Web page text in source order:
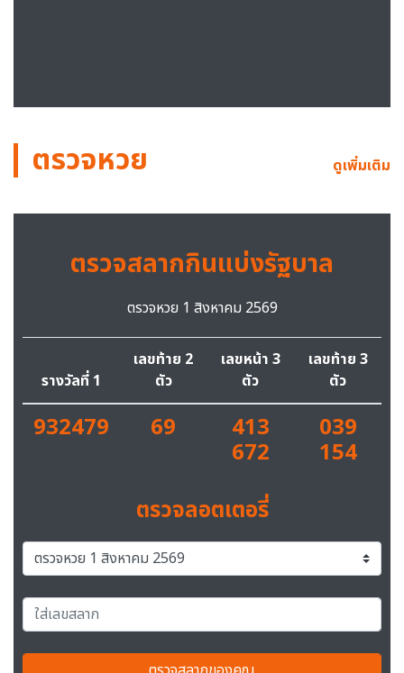
ตรวจหวย ดูเพิ่มเติม
ตรวจสลากกินแบ่งรัฐบาล
ตรวจหวย 1 สิงหาคม 2569
รางวัลที่ 1
เลขท้าย 2
ตัว
เลขหน้า 3
ตัว
เลขท้าย 3
ตัว
932479 69 413
672
039
154
ตรวจลอตเตอรี่